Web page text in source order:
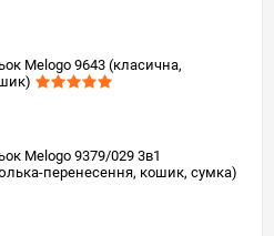
Melogo 9643 (класична,
Melogo 9379/029 3в1
перенесення, кошик, сумка)